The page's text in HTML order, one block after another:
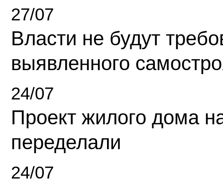
27/07
Власти не будут
выявленного
24/07
Проект жилого дома
переделали
24/07